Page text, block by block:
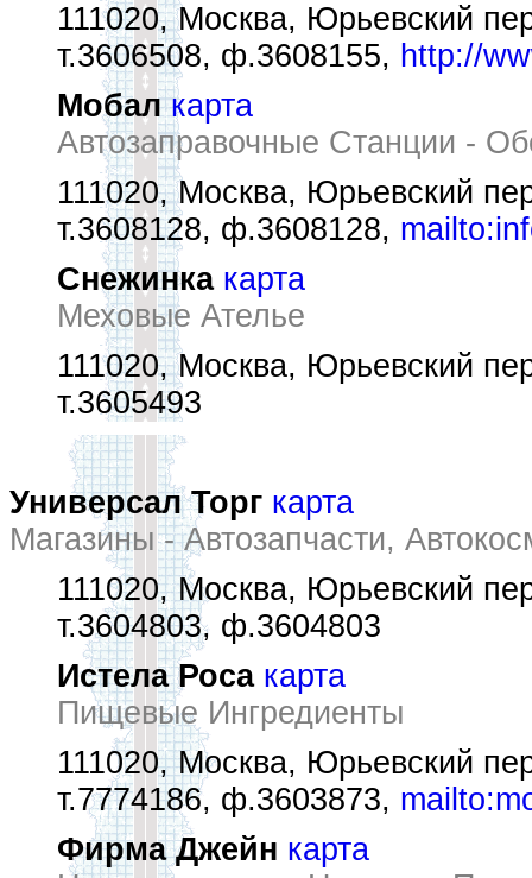
111020, Москва, Юрьевский
т.3606508, ф.3608155, http://
Мобал карта
Автозаправочные Станции -
111020, Москва, Юрьевский
т.3608128, ф.3608128,
Снежинка карта
Меховые Ателье
111020, Москва, Юрьевский
т.3605493
Универсал Торг карта
Магазины - Автозапчасти,
111020, Москва, Юрьевский
т.3604803, ф.3604803
Истела Роса карта
Пищевые Ингредиенты
111020, Москва, Юрьевский
т.7774186, ф.3603873,
Фирма Джейн карта